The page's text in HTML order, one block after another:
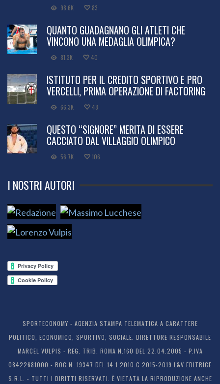
98.6K 83
QUANTO GUADAGNANO GLI ATLETI CHE
VINCONO UNA MEDAGLIA OLIMPICA?
81.3K 40
ISTITUTO PER IL CREDITO SPORTIVO E PRO
VERCELLI, PRIMA OPERAZIONE DI FACTORING
66.3K 48
QUESTO “SIGNORE” MERITA DI ESSERE
CACCIATO DAL VILLAGGIO OLIMPICO
56.7K 106
I NOSTRI AUTORI
SPORTECONOMY - AGENZIA STAMPA TELEMATICA A CARATTERE
POLITICO, ECONOMICO, SPORTIVO, SOCIALE. DIRETTORE RESPONSABILE
MARCEL VULPIS - REG. TRIB. ROMA N.160 DEL 22.04.2005 - P.IVA
08422681000 - ROC N. 19347 DEL 14.1.2010 C 2015-2019 L&V EDITRICE
S.R.L. - TUTTI I DIRITTI RISERVATI. È VIETATA LA RIPRODUZIONE ANCHE